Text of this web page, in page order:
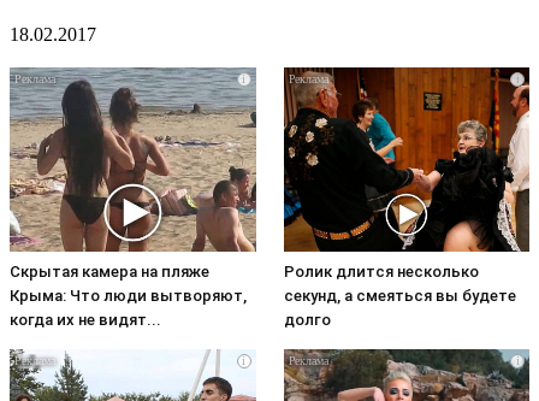
18.02.2017
i
Скрытая камера на пляже
Крыма: Что люди вытворяют,
когда их не видят...
i
Ролик длится несколько
секунд, а смеяться вы будете
долго
i i